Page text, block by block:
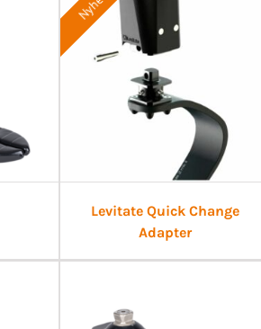
Levitate Quick Change
Adapter